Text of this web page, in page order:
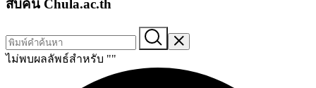
สืบค้น Chula.ac.th
ไม่พบผลลัพธ์สำหรับ ""